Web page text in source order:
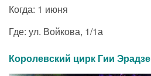
Когда: 1 июня
Где: ул. Войкова, 1/1а
Королевский цирк Гии Эрадзе